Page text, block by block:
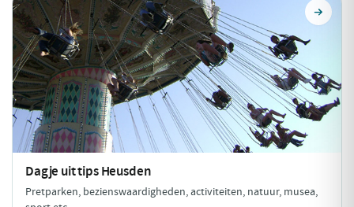
Dagje uit tipsHeusden
Pretparken, bezienswaardigheden, activiteiten, natuur, musea,